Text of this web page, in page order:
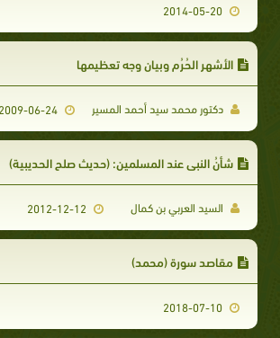
الأشهر الحُرُم وبيان وجه تعظيمها
دكتور محمد سيد أحمد المسير 2009-06-24
شأنُ النبي عند المسلمين: (حديث صلح الحديبية)
السيد العربي بن كمال
مقاصد سورة (محمد)